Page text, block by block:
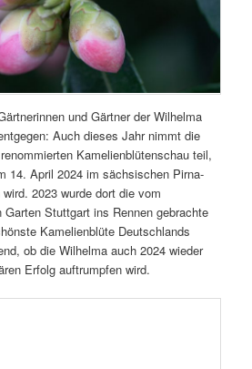
und Gärtner der Wilhelma
Auch dieses Jahr nimmt die
Kamelienblütenschau teil,
14. April 2024 im sächsischen Pirna-
2023 wurde dort die vom
Stuttgart ins Rennen gebrachte
Kamelienblüte Deutschlands
ob die Wilhelma auch 2024 wieder
Erfolg auftrumpfen wird.